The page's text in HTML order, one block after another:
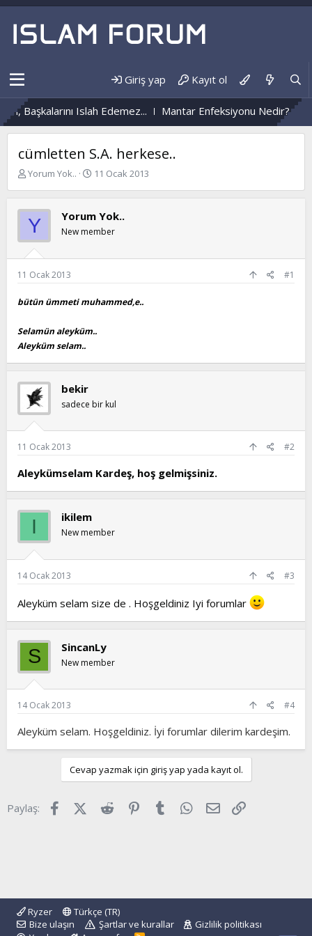
Giriş yap Kayıt ol
Başkalarını Islah Edemez... Mantar Enfeksiyonu Nedir?
cümletten S.A. herkese..
K
b
u
u
b
a
l
a
n
Yorum Yok..
B
a
n
ı
a
h
11 Ocak 2013
Y Yorum Yok..
New member
11 Ocak 2013 #1
bütün ümmeti muhammed,e..
Selamün aleyküm..
Aleyküm selam..
bekir
sadece bir kul
11 Ocak 2013 #2
Aleykümselam Kardeş, hoş gelmişsiniz.
I ikilem
New member
14 Ocak 2013 #3
Aleyküm selam size de . Hoşgeldiniz Iyi forumlar
S SincanLy
New member
14 Ocak 2013 #4
Aleyküm selam. Hoşgeldiniz. İyi forumlar dilerim kardeşim.
Cevap yazmak için giriş yap yada kayıt ol.
Paylaş: FacebookX (Twitter)
Reddit Pinterest
Tumblr WhatsApp
E-posta
Ryzer
Türkçe (TR)
Bize ulaşın
Şartlar ve kurallar
Gizlilik politikası